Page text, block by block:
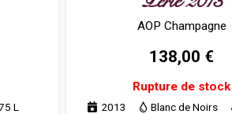
L
AOP Champagne
138,00 €
Rupture de stock
2013 Blanc de Noirs